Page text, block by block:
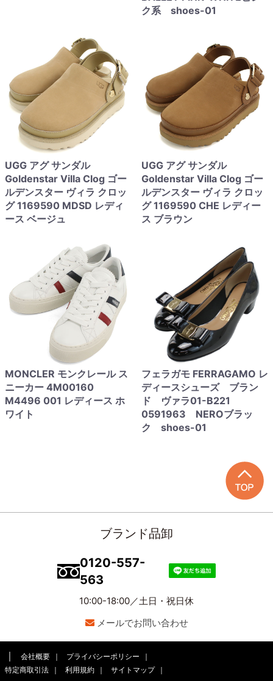
ク系 shoes-01
UGG アグ サンダル
Goldenstar Villa Clog ゴー
ルデンスター ヴィラ クロッ
グ 1169590 MDSD レディ
ース ベージュ
UGG アグ サンダル
Goldenstar Villa Clog ゴー
ルデンスター ヴィラ クロッ
グ 1169590 CHE レディー
ス ブラウン
MONCLER モンクレール ス
ニーカー 4M00160
M4496 001 レディース ホ
ワイト
フェラガモ FERRAGAMO レ
ディースシューズ ブラン
ド ヴァラ01-B221
0591963 NEROブラッ
ク shoes-01
ブランド品卸
0120-557-
563
10:00-18:00／土日・祝日休
メールでお問い合わせ
会社概要
プライバシーポリシー
特定商取引法
利用規約 サイトマップ